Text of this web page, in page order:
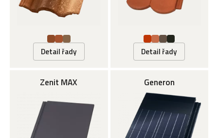
Detail řady Detail řady
Zenit MAX Generon